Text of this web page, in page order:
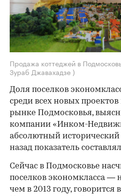
Продажа коттеджей в
Зураб Джавахадзе )
Доля поселков
среди всех новых
рынке Подмосковья,
компании «Инком-
абсолютный исторический
назад показатель
Сейчас в Подмосковье
поселков экономкласса —
чем в 2013 году,